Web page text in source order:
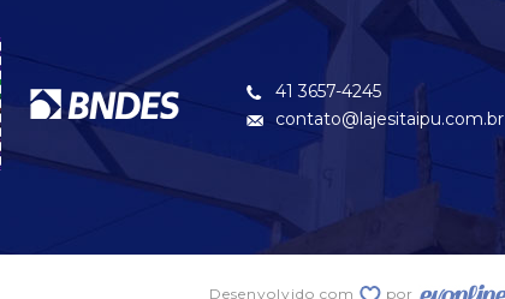
41 3657-4245
contato@lajesitaipu.com.br
Desenvolvido com por